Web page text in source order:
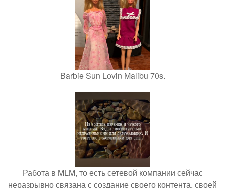
Barbie Sun Lovin Malibu 70s.
Работа в MLM, то есть сетевой компании сейчас
неразрывно связана с создание своего контента, своей